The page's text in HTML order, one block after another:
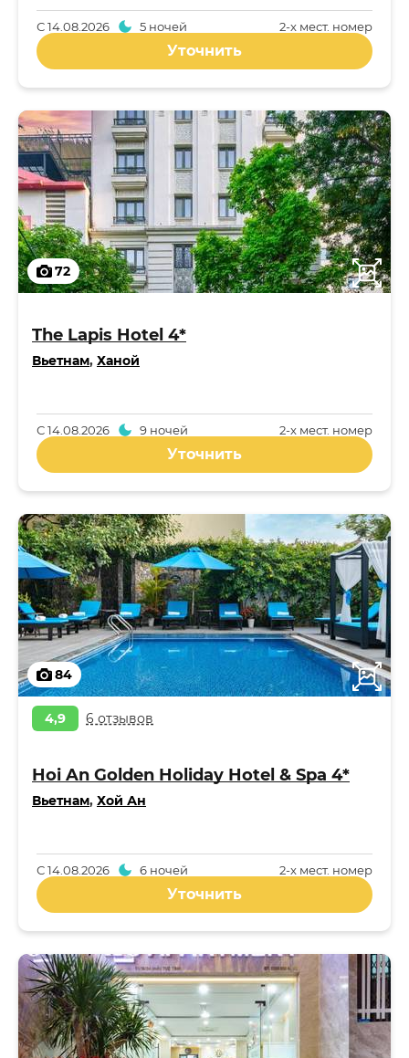
2-x мест. номер
С14.08.2026 5 ночей
Уточнить
72
The Lapis Hotel 4*
Вьетнам, Ханой
2-x мест. номер
С14.08.2026 9 ночей
Уточнить
84
4,9 6 отзывов
Hoi An Golden Holiday Hotel & Spa 4*
Вьетнам, Хой Ан
2-x мест. номер
С14.08.2026 6 ночей
Уточнить